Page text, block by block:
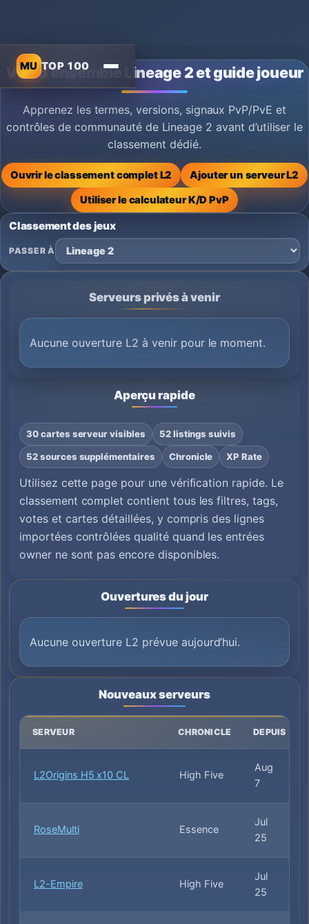
MU TOP 100
Vue d’ensemble Lineage 2 et guide joueur
Apprenez les termes, versions, signaux PvP/PvE et
contrôles de communauté de Lineage 2 avant d’utiliser le
classement dédié.
Ouvrir le classement complet L2
Ajouter un serveur L2
Utiliser le calculateur K/D PvP
Classement des jeux
PASSER À
Ouvertures du jour
Aucune ouverture L2 prévue aujourd’hui.
Nouveaux serveurs
SERVEUR CHRONICLE DEPUIS
L2Origins H5 x10 CL High Five
Aug
7
RoseMulti Essence
Jul
25
L2-Empire High Five
Jul
25
Serveurs privés à venir
Aucune ouverture L2 à venir pour le moment.
Aperçu rapide
30 cartes serveur visibles 52 listings suivis
52 sources supplémentaires Chronicle XP Rate
Utilisez cette page pour une vérification rapide. Le
classement complet contient tous les filtres, tags,
votes et cartes détaillées, y compris des lignes
importées contrôlées qualité quand les entrées
owner ne sont pas encore disponibles.